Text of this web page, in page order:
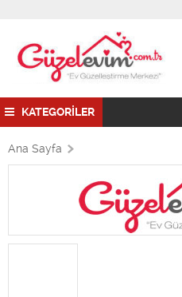
KATEGORİLER
Ana Sayfa